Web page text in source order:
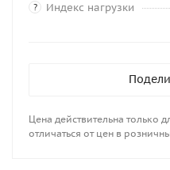
? Индекс нагрузки
Цена действительна только
отличаться от цен в